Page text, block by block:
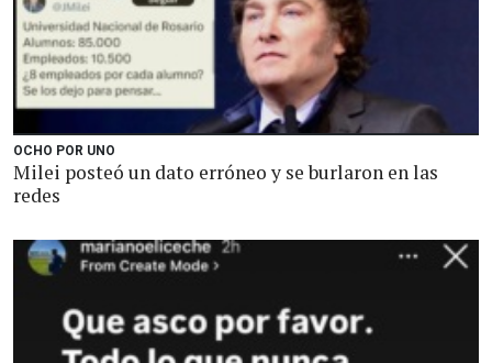
OCHO POR UNO
Milei posteó un dato erróneo y se burlaron en las
redes